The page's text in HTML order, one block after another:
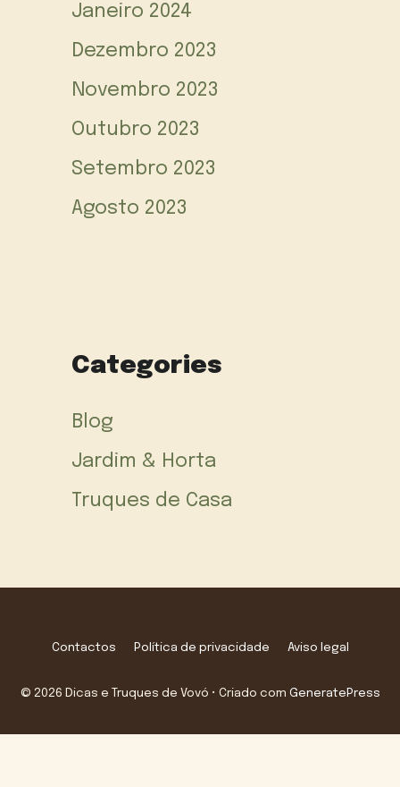
Janeiro 2024
Dezembro 2023
Novembro 2023
Outubro 2023
Setembro 2023
Agosto 2023
Categories
Blog
Jardim & Horta
Truques de Casa
Contactos Política de privacidade Aviso legal
© 2026 Dicas e Truques de Vovó • Criado com GeneratePress